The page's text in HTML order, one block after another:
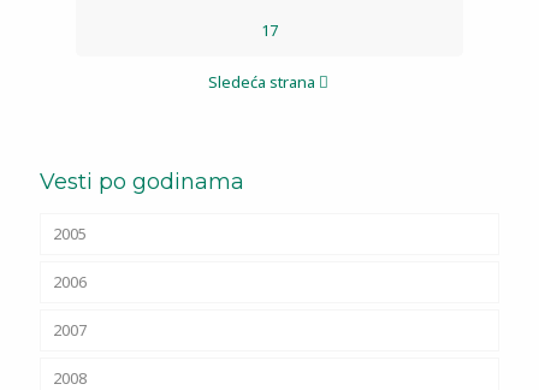
17
Sledeća strana
Vesti po godinama
2005
2006
2007
2008